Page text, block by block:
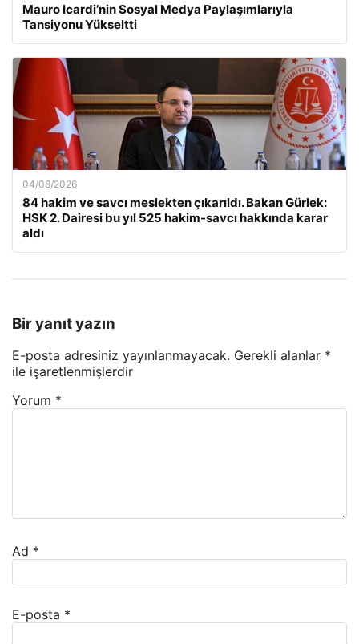
Mauro Icardi’nin Sosyal Medya Paylaşımlarıyla
Tansiyonu Yükseltti
04/08/2026
84 hakim ve savcı meslekten çıkarıldı. Bakan Gürlek:
HSK 2. Dairesi bu yıl 525 hakim-savcı hakkında karar
aldı
Bir yanıt yazın
E-posta adresiniz yayınlanmayacak. Gerekli alanlar *
ile işaretlenmişlerdir
Yorum *
Ad *
E-posta *